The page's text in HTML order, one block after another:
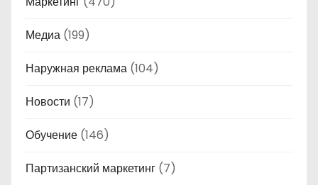
Медиа (199)
Наружная реклама (104)
Новости (17)
Обучение (146)
Партизанский маркетинг (7)